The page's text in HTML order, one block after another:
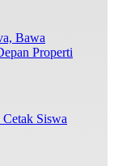
Bawa
Properti
Siswa